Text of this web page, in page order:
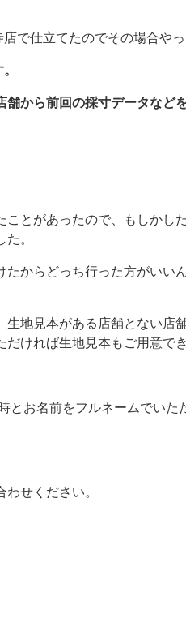
で仕立てたのでその場合や
から前回の採寸データなど
とがあったので、もしかし
。
たからどっち行った方がいい
地見本がある店舗とない店
ければ生地見本もご用意でき
お名前をフルネームでいた
せください。